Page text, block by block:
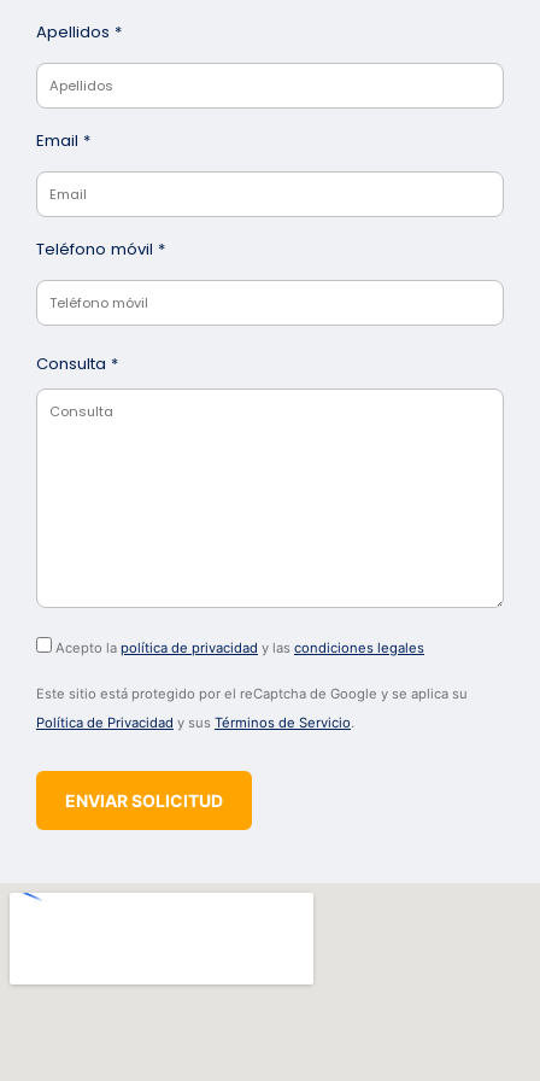
Apellidos *
Email *
Teléfono móvil *
Consulta *
Acepto la política de privacidad y las condiciones legales
Este sitio está protegido por el reCaptcha de Google y se aplica su
Política de Privacidad y sus Términos de Servicio.